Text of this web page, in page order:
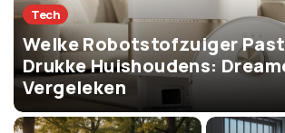
Tech
Welke Robotstofzuiger
Drukke Huishoudens:
Vergeleken